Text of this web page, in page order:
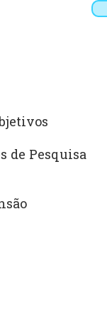
de Pesquisa
à Saúde